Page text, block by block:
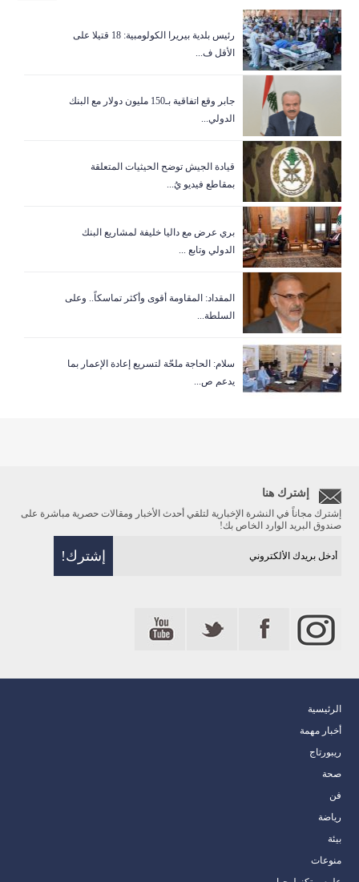
رئيس بلدية بيريرا الكولومبية: 18 قتيلا على
الأقل ف...
جابر وقع اتفاقية بـ150 مليون دولار مع البنك
الدولي...
قيادة الجيش توضح الحيثيات المتعلقة
بمقاطع فيديو يُ...
بري عرض مع داليا خليفة لمشاريع البنك
الدولي وتابع ...
المقداد: المقاومة أقوى وأكثر تماسكاً.. وعلى
السلطة...
سلام: الحاجة ملحّة لتسريع إعادة الإعمار بما
يدعم ص...
إشترك هنا
إشترك مجاناً في النشرة الإخبارية لتلقي أحدث الأخبار ومقالات حصرية مباشرة على
صندوق البريد الوارد الخاص بك!
الرئيسية
أخبار مهمة
ريبورتاج
صحة
فن
رياضة
بيئة
منوعات